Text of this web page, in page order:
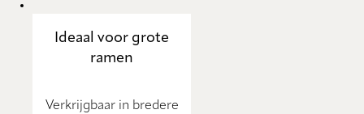
Ideaal voor grote
ramen
Verkrijgbaar in bredere